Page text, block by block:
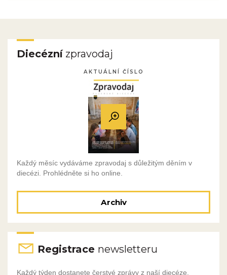
Diecéznízpravodaj
AKTUÁLNÍ ČÍSLO
Každý měsíc vydáváme zpravodaj s důležitým děním v
diecézi. Prohlédněte si ho online.
Archiv
Registrace newsletteru
Každý týden dostanete čerstvé zprávy z naší diecéze.